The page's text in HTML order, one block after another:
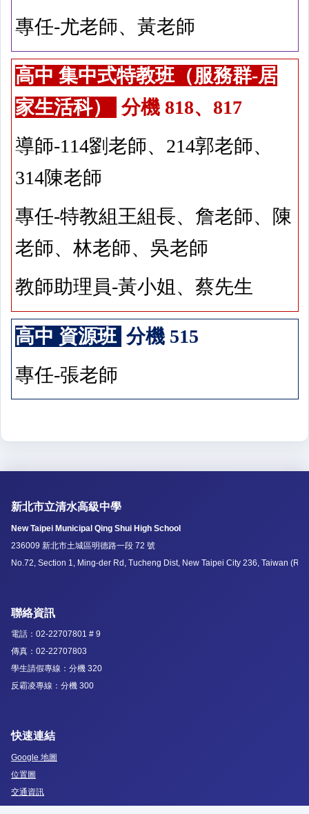
專任-尤老師、黃老師
高中 集中式特教班（服務群-居
家生活科）
分機 818、817
導師-114劉老師、214郭老師、
314陳老師
專任-特教組王組長、詹老師、陳
老師、林老師、吳老師
教師助理員-黃小姐、蔡先生
高中 資源班 分機 515
專任-張老師
新北市立清水高級中學
New Taipei Municipal Qing Shui High School
236009 新北市土城區明德路一段 72 號
No.72, Section 1, Ming-der Rd, Tucheng Dist, New Taipei City 236, Taiwan
聯絡資訊
電話：02-22707801 # 9
傳真：02-22707803
學生請假專線：分機 320
反霸凌專線：分機 300
快速連結
Google 地圖
位置圖
交通資訊